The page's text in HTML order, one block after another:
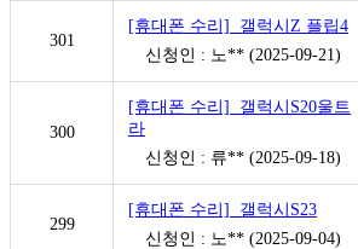
301
[휴대폰 수리] 갤럭시Z 플립4
신청인 : 노** (2025-09-21)
300
[휴대폰 수리] 갤럭시S20울트
라
신청인 : 류** (2025-09-18)
299
[휴대폰 수리] 갤럭시S23
신청인 : 노** (2025-09-04)